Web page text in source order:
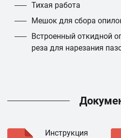
Тихая работа
Мешок для сбора
Встроенный откидной
реза для нарезания
Инструкция